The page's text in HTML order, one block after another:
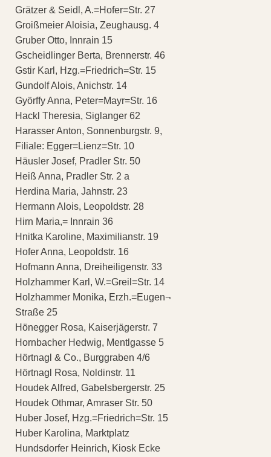
Grätzer & Seidl, A.=Hofer=Str. 27
Groißmeier Aloisia, Zeughausg. 4
Gruber Otto, Innrain 15
Gscheidlinger Berta, Brennerstr. 46
Gstir Karl, Hzg.=Friedrich=Str. 15
Gundolf Alois, Anichstr. 14
Györffy Anna, Peter=Mayr=Str. 16
Hackl Theresia, Siglanger 62
Harasser Anton, Sonnenburgstr. 9,
Filiale: Egger=Lienz=Str. 10
Häusler Josef, Pradler Str. 50
Heiß Anna, Pradler Str. 2 a
Herdina Maria, Jahnstr. 23
Hermann Alois, Leopoldstr. 28
Hirn Maria,= Innrain 36
Hnitka Karoline, Maximilianstr. 19
Hofer Anna, Leopoldstr. 16
Hofmann Anna, Dreiheiligenstr. 33
Holzhammer Karl, W.=Greil=Str. 14
Holzhammer Monika, Erzh.=Eugen¬
Straße 25
Hönegger Rosa, Kaiserjägerstr. 7
Hornbacher Hedwig, Mentlgasse 5
Hörtnagl & Co., Burggraben 4/6
Hörtnagl Rosa, Noldinstr. 11
Houdek Alfred, Gabelsbergerstr. 25
Houdek Othmar, Amraser Str. 50
Huber Josef, Hzg.=Friedrich=Str. 15
Huber Karolina, Marktplatz
Hundsdorfer Heinrich, Kiosk Ecke